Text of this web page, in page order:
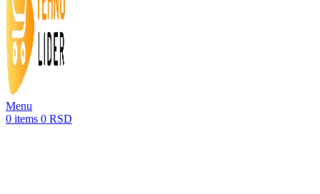
Menu
0 items 0 RSD